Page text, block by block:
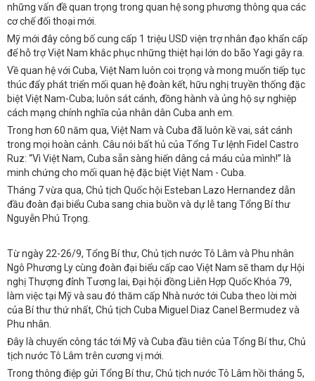
những vấn đề quan trọng trong quan hệ song phương thông qua các
cơ chế đối thoại mới.
Mỹ mới đây công bố cung cấp 1 triệu USD viện trợ nhân đạo khẩn cấp
để hỗ trợ Việt Nam khắc phục những thiệt hại lớn do bão Yagi gây ra.
Về quan hệ với Cuba, Việt Nam luôn coi trọng và mong muốn tiếp tục
thúc đẩy phát triển mối quan hệ đoàn kết, hữu nghị truyền thống đặc
biệt Việt Nam-Cuba; luôn sát cánh, đồng hành và ủng hộ sự nghiệp
cách mạng chính nghĩa của nhân dân Cuba anh em.
Trong hơn 60 năm qua, Việt Nam và Cuba đã luôn kề vai, sát cánh
trong mọi hoàn cảnh. Câu nói bất hủ của Tổng Tư lệnh Fidel Castro
Ruz: “Vì Việt Nam, Cuba sẵn sàng hiến dâng cả máu của mình!” là
minh chứng cho mối quan hệ đặc biệt Việt Nam - Cuba.
Tháng 7 vừa qua, Chủ tịch Quốc hội Esteban Lazo Hernandez dẫn
đầu đoàn đại biểu Cuba sang chia buồn và dự lễ tang Tổng Bí thư
Nguyễn Phú Trọng.
Từ ngày 22-26/9, Tổng Bí thư, Chủ tịch nước Tô Lâm và Phu nhân
Ngô Phương Ly cùng đoàn đại biểu cấp cao Việt Nam sẽ tham dự Hội
nghị Thượng đỉnh Tương lai, Đại hội đồng Liên Hợp Quốc Khóa 79,
làm việc tại Mỹ và sau đó thăm cấp Nhà nước tới Cuba theo lời mời
của Bí thư thứ nhất, Chủ tịch Cuba Miguel Diaz Canel Bermudez và
Phu nhân.
Đây là chuyến công tác tới Mỹ và Cuba đầu tiên của Tổng Bí thư, Chủ
tịch nước Tô Lâm trên cương vị mới.
Trong thông điệp gửi Tổng Bí thư, Chủ tịch nước Tô Lâm hồi tháng 5,